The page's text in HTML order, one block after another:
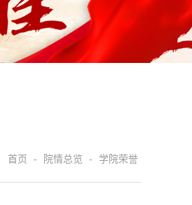
首页 - 院情总览 - 学院荣誉